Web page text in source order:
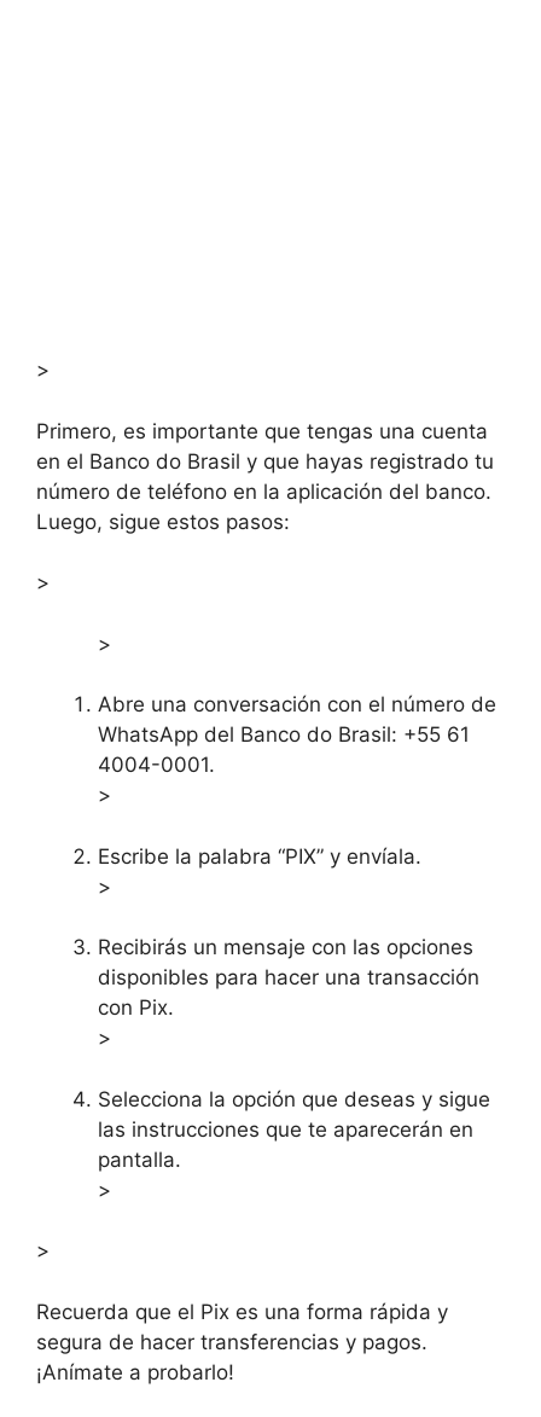
>
Primero, es importante que tengas una cuenta
en el Banco do Brasil y que hayas registrado tu
número de teléfono en la aplicación del banco.
Luego, sigue estos pasos:
>
>
Abre una conversación con el número de
WhatsApp del Banco do Brasil: +55 61
4004-0001.
>
Escribe la palabra “PIX” y envíala.
>
Recibirás un mensaje con las opciones
disponibles para hacer una transacción
con Pix.
>
Selecciona la opción que deseas y sigue
las instrucciones que te aparecerán en
pantalla.
>
>
Recuerda que el Pix es una forma rápida y
segura de hacer transferencias y pagos.
¡Anímate a probarlo!